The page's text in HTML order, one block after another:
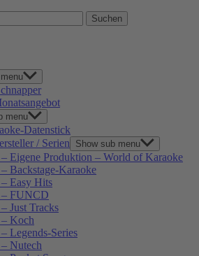
menu
Datenstick
/ Serien
Show sub menu
– Eigene Produktion – World of Karaoke
Backstage-Karaoke
Easy Hits
– FUNCD
Just Tracks
– Koch
Legends-Series
Nutech